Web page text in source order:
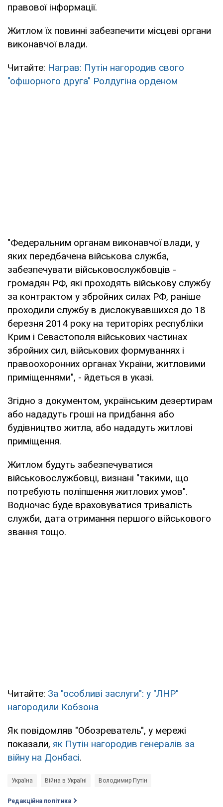
правової інформації.
Житлом їх повинні забезпечити місцеві органи
виконавчої влади.
Читайте: Награв: Путін нагородив свого
"офшорного друга" Ролдугіна орденом
"Федеральним органам виконавчої влади, у
яких передбачена військова служба,
забезпечувати військовослужбовців -
громадян РФ, які проходять військову службу
за контрактом у збройних силах РФ, раніше
проходили службу в дислокувавшихся до 18
березня 2014 року на територіях республіки
Крим і Севастополя військових частинах
збройних сил, військових формуваннях і
правоохоронних органах України, житловими
приміщеннями", - йдеться в указі.
Згідно з документом, українським дезертирам
або нададуть гроші на придбання або
будівництво житла, або нададуть житлові
приміщення.
Житлом будуть забезпечуватися
військовослужбовці, визнані "такими, що
потребують поліпшення житлових умов".
Водночас буде враховуватися тривалість
служби, дата отримання першого військового
звання тощо.
Читайте: За "особливі заслуги": у "ЛНР"
нагородили Кобзона
Як повідомляв "Обозреватель", у мережі
показали, як Путін нагородив генералів за
війну на Донбасі.
Україна Війна в Україні Володимир Путін
Редакційна політика